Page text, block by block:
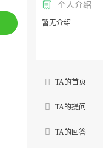
个人介绍
暂无介绍
TA的首页
TA的提问
TA的回答